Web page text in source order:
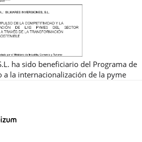
ha sido beneficiario del Programa de
a la internacionalización de la pyme